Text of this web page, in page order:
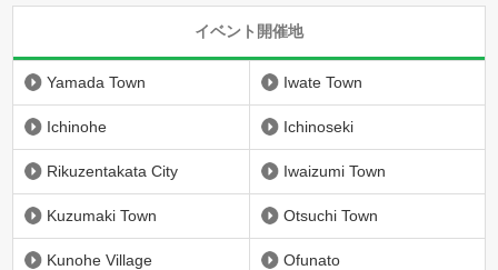
イベント開催地
Yamada Town Iwate Town
Ichinohe Ichinoseki
Rikuzentakata City Iwaizumi Town
Kuzumaki Town Otsuchi Town
Kunohe Village Ofunato